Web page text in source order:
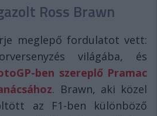
Ross Brawn
meglepő fordulatot vett:
világába, és
ben szereplő Pramac
. Brawn, aki közel
az F1-ben különböző